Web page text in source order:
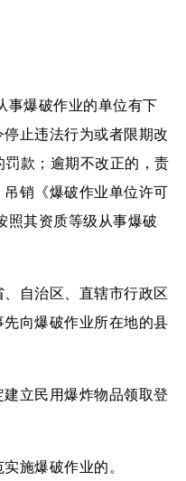
事爆破作业的单位有下
止违法行为或者限期改
罚款；逾期不改正的，责
销《爆破作业单位许可
照其资质等级从事爆破
、自治区、直辖市行政区
向爆破作业所在地的县
建立民用爆炸物品领取登
施爆破作业的。